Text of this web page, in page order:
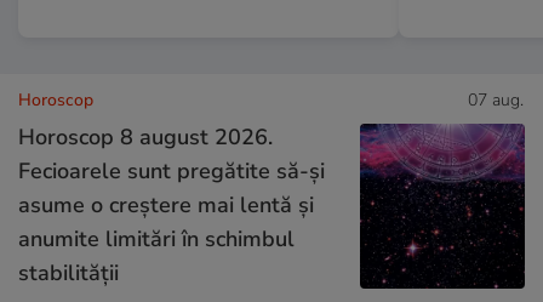
Horoscop 07 aug.
Horoscop 8 august 2026.
Fecioarele sunt pregătite să-și
asume o creștere mai lentă și
anumite limitări în schimbul
stabilității